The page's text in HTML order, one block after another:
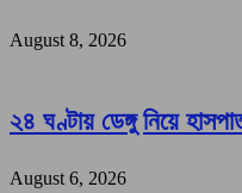
August 8, 2026
২৪ ঘণ্টায় ডেঙ্গু নিয়ে
August 6, 2026